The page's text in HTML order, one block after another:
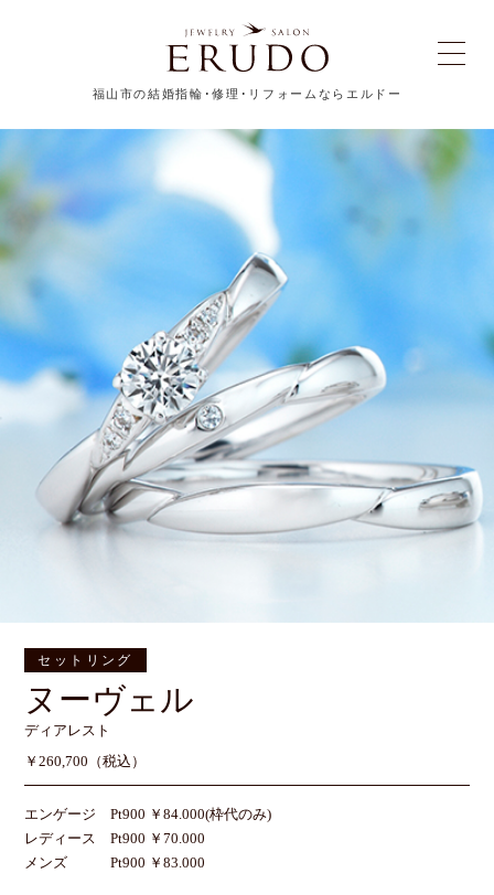
福山市の結婚指輪･修理･リフォームならエルドー
セットリング
ヌーヴェル
ディアレスト
￥260,700（税込）
エンゲージ Pt900 ￥84.000(枠代のみ)
レディース Pt900 ￥70.000
メンズ Pt900 ￥83.000